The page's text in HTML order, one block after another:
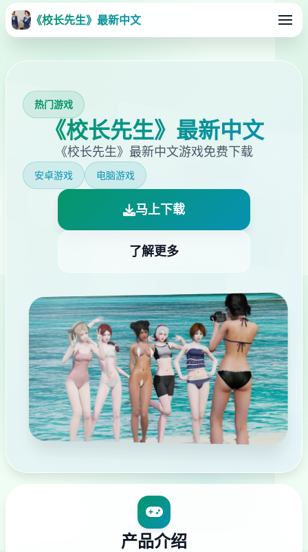
《校长先生》最新中文
热门游戏
《校长先生》最新中文
《校长先生》最新中文游戏免费下载
安卓游戏 电脑游戏
马上下载
了解更多
产品介绍